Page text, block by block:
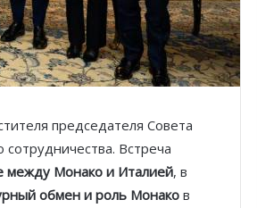
председателя Совета
Встреча
между Монако и Италией, в
обмен и роль Монако в